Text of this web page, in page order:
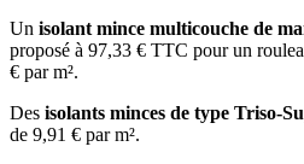
Un isolant mince multicouche de
proposé à 97,33 € TTC pour un
€ par m².
Des isolants minces de type Triso-
de 9,91 € par m².